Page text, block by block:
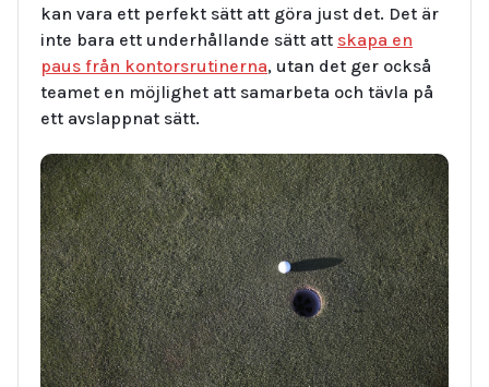
kan vara ett perfekt sätt att göra just det. Det är
inte bara ett underhållande sätt att skapa en
paus från kontorsrutinerna, utan det ger också
teamet en möjlighet att samarbeta och tävla på
ett avslappnat sätt.